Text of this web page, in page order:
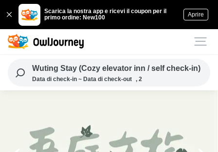
Scarica la nostra app e ricevi il coupon per il
primo ordine: New100
Aprire
Wuting Stay (Cozy elevator inn / self check-in)
Data di check-in ~ Data di check-out , 2